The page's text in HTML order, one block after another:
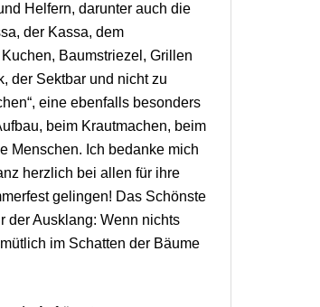
Helfern, darunter auch die
der Kassa, dem
Baumstriezel, Grillen
der Sektbar und nicht zu
eine ebenfalls besonders
beim Krautmachen, beim
Menschen. Ich bedanke mich
herzlich bei allen für ihre
gelingen! Das Schönste
der Ausklang: Wenn nichts
im Schatten der Bäume